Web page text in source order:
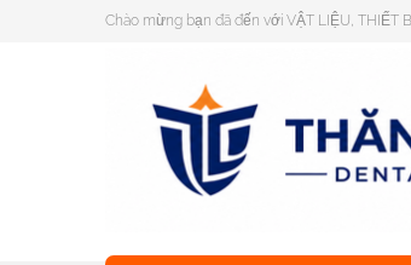
Chào mừng bạn đã đến với VẬT LIỆU, THIẾT